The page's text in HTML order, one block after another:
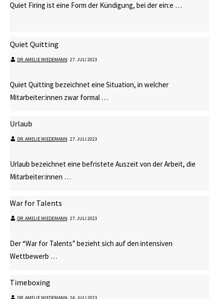
Quiet Firing ist eine Form der Kündigung, bei der ein:e …
Quiet Quitting
DR. AMELIE WIEDEMANN⋅ 27. JULI 2023
Quiet Quitting bezeichnet eine Situation, in welcher
Mitarbeiter:innen zwar formal …
Urlaub
DR. AMELIE WIEDEMANN⋅ 27. JULI 2023
Urlaub bezeichnet eine befristete Auszeit von der Arbeit, die
Mitarbeiter:innen …
War for Talents
DR. AMELIE WIEDEMANN⋅ 27. JULI 2023
Der “War for Talents” bezieht sich auf den intensiven
Wettbewerb …
Timeboxing